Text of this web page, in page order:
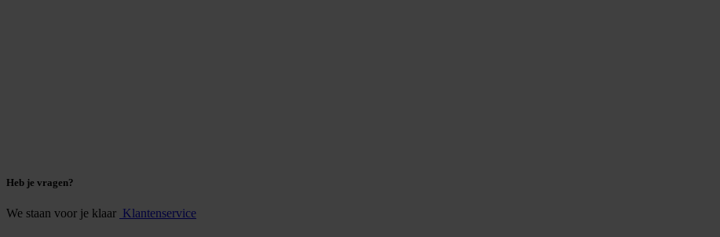
Heb je vragen?
We staan voor je klaar Klantenservice